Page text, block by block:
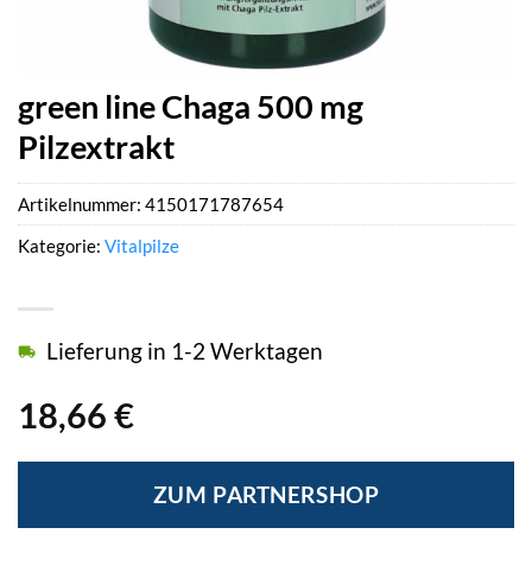
green line Chaga 500 mg
Pilzextrakt
18,66 €
Lieferung in 1-2 Werktagen
ZUM PARTNERSHOP
Artikelnummer: 4150171787654
Kategorie: Vitalpilze